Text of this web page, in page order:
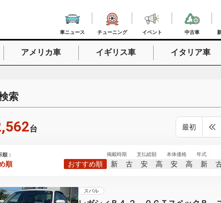
車ニュース チューニング イベント 中古車
アメリカ車 イギリス車 イタリア車
索
台 最初
順：
順 おすすめ順
掲載時期
新 古
支払総額
安 高
本体価格
安 高
年式
新
スバル